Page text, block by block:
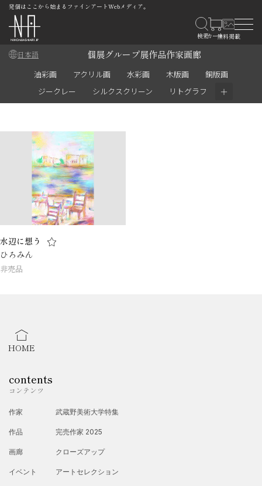
発信はここから始まるファインアートWebメディア。
日本語 個展グループ展作品作家画廊
油彩画 アクリル画 水彩画 木版画
銅版画
ジークレー
シルクスクリーン リトグラフ ＋
水辺に想う
ひろみん
非売品
HOME
contents
コンテンツ
作家
作品
画廊
イベント
武蔵野美術大学特集
完売作家 2025
クローズアップ
アートセレクション